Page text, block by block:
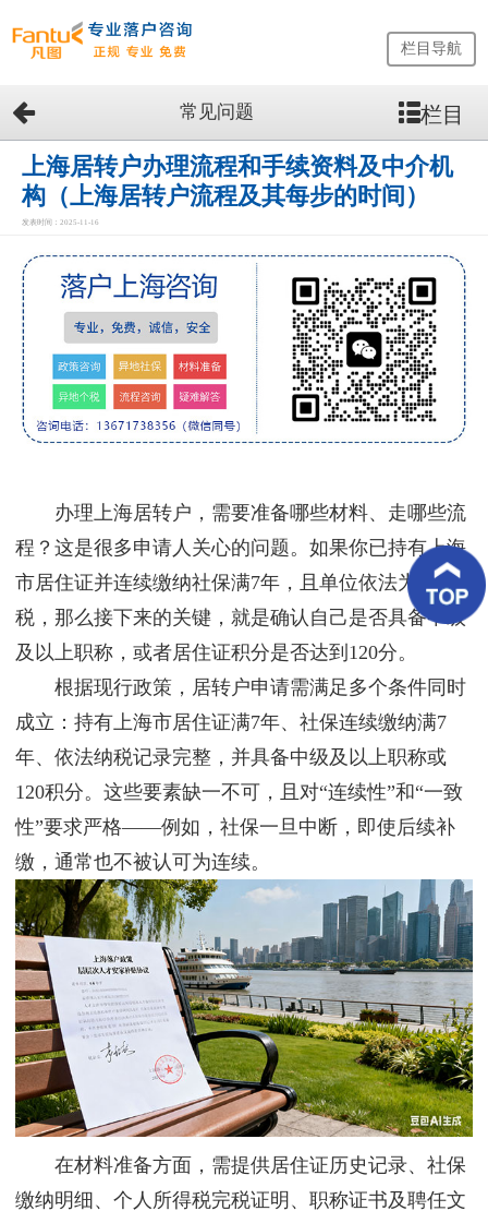
网
站
首
页
留
生
务
优
案
客
好
新
闻
资
讯
联
系
我
们
栏目导航
常见问题 栏目
上海居转户办理流程和手续资料及中介机
构（上海居转户流程及其每步的时间）
发表时间：2025-11-16
办理上海居转户，需要准备哪些材料、走哪些流
程？这是很多申请人关心的问题。如果你已持有上海
市居住证并连续缴纳社保满7年，且单位依法为你纳
税，那么接下来的关键，就是确认自己是否具备中级
及以上职称，或者居住证积分是否达到120分。
根据现行政策，居转户申请需满足多个条件同时
成立：持有上海市居住证满7年、社保连续缴纳满7
年、依法纳税记录完整，并具备中级及以上职称或
120积分。这些要素缺一不可，且对“连续性”和“一致
性”要求严格——例如，社保一旦中断，即使后续补
缴，通常也不被认可为连续。
在材料准备方面，需提供居住证历史记录、社保
缴纳明细、个人所得税完税证明、职称证书及聘任文